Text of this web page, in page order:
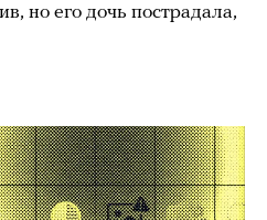
но его дочь пострадала,